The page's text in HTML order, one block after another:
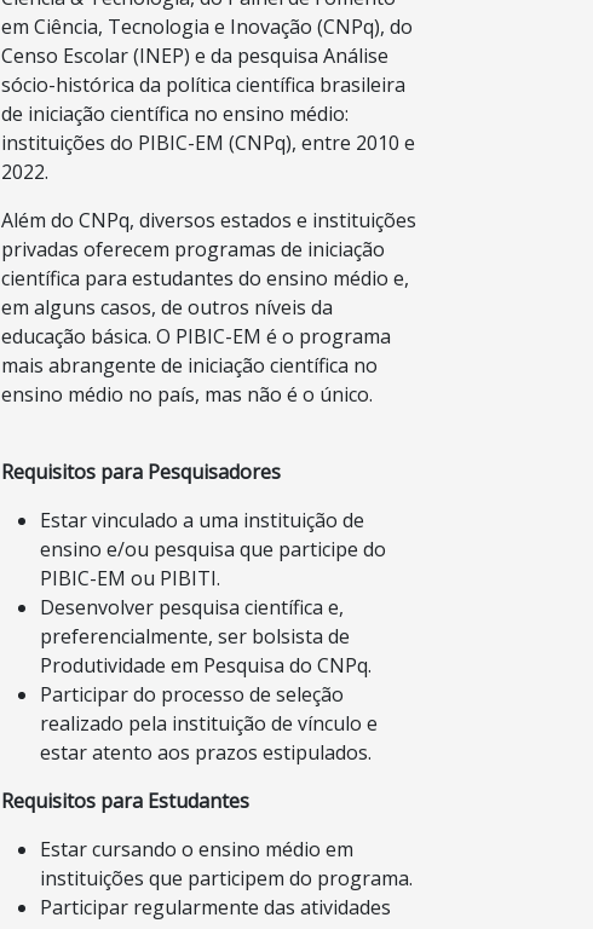
em Ciência, Tecnologia e Inovação (CNPq), do
Censo Escolar (INEP) e da pesquisa Análise
sócio-histórica da política científica brasileira
de iniciação científica no ensino médio:
instituições do PIBIC-EM (CNPq), entre 2010 e
2022.
Além do CNPq, diversos estados e instituições
privadas oferecem programas de iniciação
científica para estudantes do ensino médio e,
em alguns casos, de outros níveis da
educação básica. O PIBIC-EM é o programa
mais abrangente de iniciação científica no
ensino médio no país, mas não é o único.
Requisitos para Pesquisadores
Estar vinculado a uma instituição de
ensino e/ou pesquisa que participe do
PIBIC-EM ou PIBITI.
Desenvolver pesquisa científica e,
preferencialmente, ser bolsista de
Produtividade em Pesquisa do CNPq.
Participar do processo de seleção
realizado pela instituição de vínculo e
estar atento aos prazos estipulados.
Requisitos para Estudantes
Estar cursando o ensino médio em
instituições que participem do programa.
Participar regularmente das atividades